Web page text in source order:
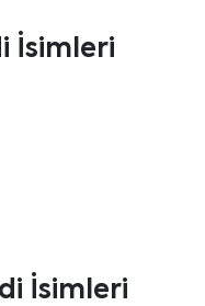
İsimleri
İsimleri